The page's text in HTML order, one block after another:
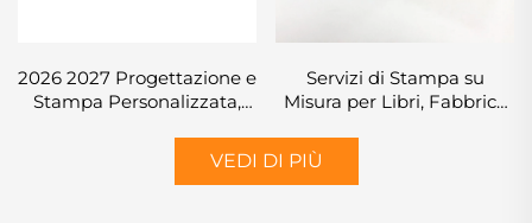
2026 2027 Progettazione e
Stampa Personalizzata,
Copertina Rigida,
Settimanale Mensile Senza
Servizi di Stampa su
Misura per Libri, Fabbrica
Lino, Libri con Copertina
Rigida e Taglio Dipinto o
VEDI DI PIÙ